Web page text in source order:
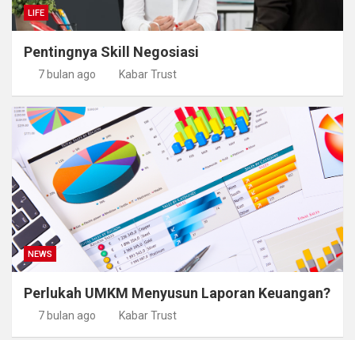
LIFE
Pentingnya Skill Negosiasi
7 bulan ago Kabar Trust
NEWS
Perlukah UMKM Menyusun Laporan Keuangan?
7 bulan ago Kabar Trust